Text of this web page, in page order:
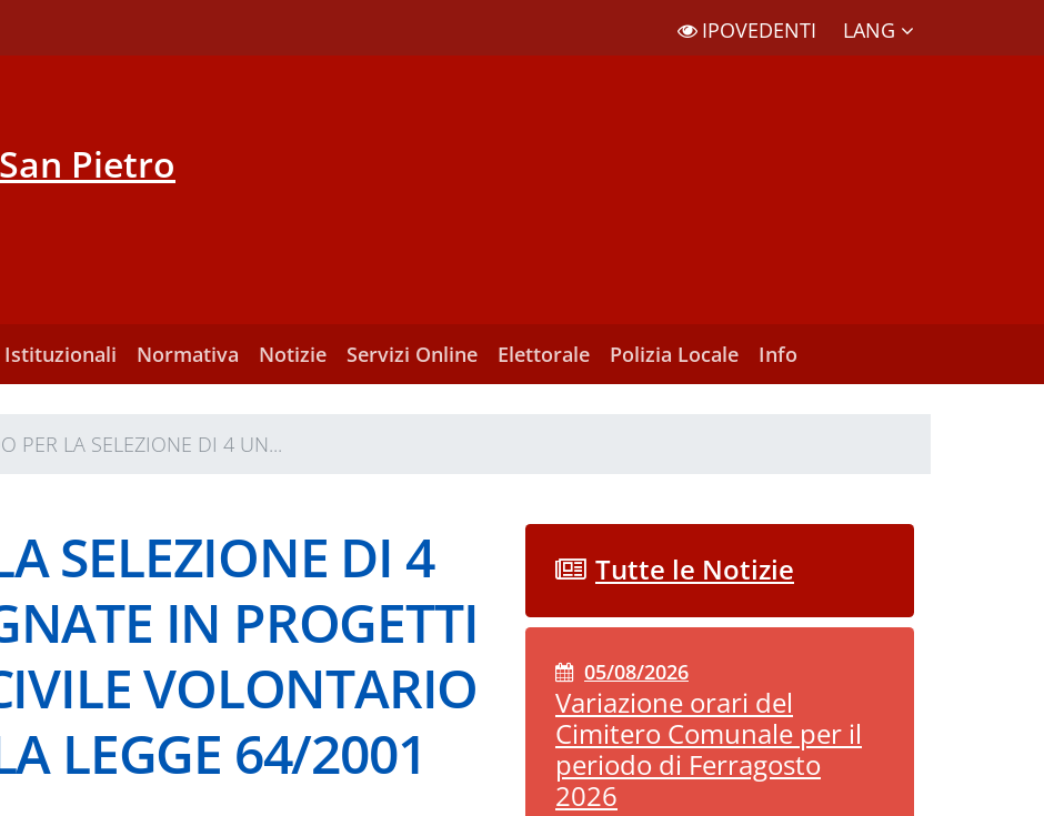
IPOVEDENTI LANG
Pietro
Istituzionali Normativa Notizie Servizi Online Elettorale Polizia Locale Info
PER LA SELEZIONE DI 4 UN...
SELEZIONE DI 4
IN PROGETTI
VOLONTARIO
LEGGE 64/2001
Tutte le Notizie
05/08/2026
Variazione orari del
Cimitero Comunale per il
periodo di Ferragosto
2026